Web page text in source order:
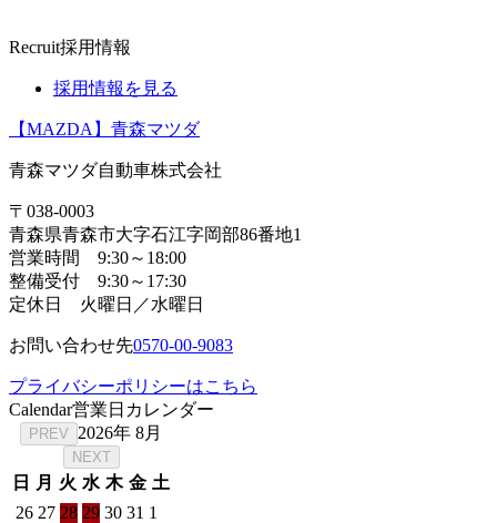
Recruit採用情報
採用情報を見る
【MAZDA】青森マツダ
青森マツダ自動車株式会社
〒038-0003
青森県青森市大字石江字岡部86番地1
営業時間 9:30～18:00
整備受付 9:30～17:30
定休日 火曜日／水曜日
お問い合わせ先0570-00-9083
プライバシーポリシーはこちら
Calendar営業日カレンダー
PREV 2026年 8月
NEXT
日 月 火 水 木 金 土
26 27 28 29 30 31 1